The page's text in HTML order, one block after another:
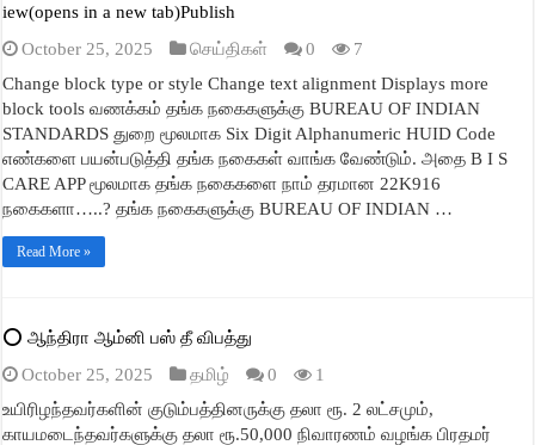
iew(opens in a new tab)Publish
October 25, 2025
செய்திகள் 0
7
Change block type or style Change text alignment Displays more
block tools வணக்கம் தங்க நகைகளுக்கு BUREAU OF INDIAN
STANDARDS துறை மூலமாக Six Digit Alphanumeric HUID Code
எண்களை பயன்படுத்தி தங்க நகைகள் வாங்க வேண்டும். அதை B I S
CARE APP மூலமாக தங்க நகைகளை நாம் தரமான 22K916
நகைகளா…..? தங்க நகைகளுக்கு BUREAU OF INDIAN …
Read More »
⭕ ஆந்திரா ஆம்னி பஸ் தீ விபத்து
October 25, 2025
தமிழ் 0
1
உயிரிழந்தவர்களின் குடும்பத்தினருக்கு தலா ரூ. 2 லட்சமும்,
காயமடைந்தவர்களுக்கு தலா ரூ.50,000 நிவாரணம் வழங்க பிரதமர்